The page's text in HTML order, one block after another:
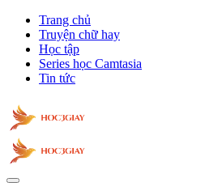
Trang chủ
Truyện chữ hay
Học tập
Series học Camtasia
Tin tức